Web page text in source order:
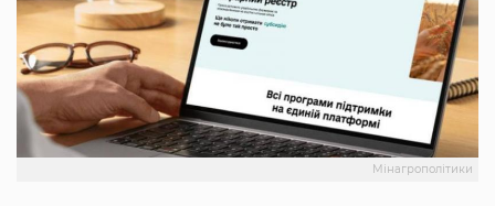
Мінагрополітики